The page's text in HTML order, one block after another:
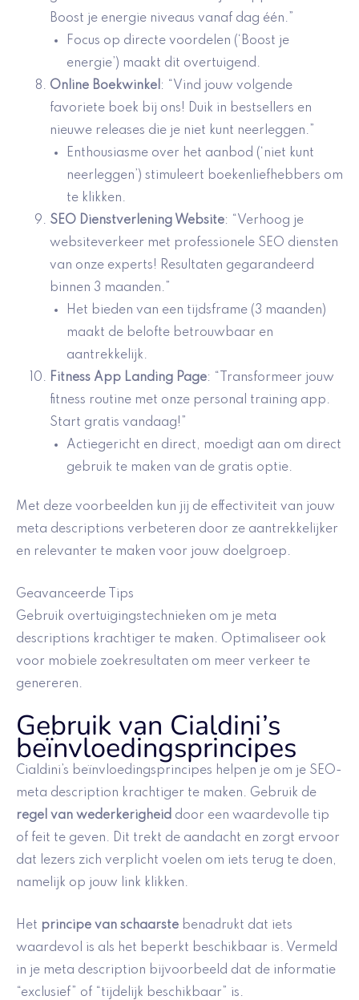
Boost je energie niveaus vanaf dag één.”
Focus op directe voordelen (‘Boost je
energie’) maakt dit overtuigend.
Online Boekwinkel: “Vind jouw volgende
favoriete boek bij ons! Duik in bestsellers en
nieuwe releases die je niet kunt neerleggen.”
Enthousiasme over het aanbod (‘niet kunt
neerleggen’) stimuleert boekenliefhebbers om
te klikken.
SEO Dienstverlening Website: “Verhoog je
websiteverkeer met professionele SEO diensten
van onze experts! Resultaten gegarandeerd
binnen 3 maanden.”
Het bieden van een tijdsframe (3 maanden)
maakt de belofte betrouwbaar en
aantrekkelijk.
Fitness App Landing Page: “Transformeer jouw
fitness routine met onze personal training app.
Start gratis vandaag!”
Actiegericht en direct, moedigt aan om direct
gebruik te maken van de gratis optie.
Met deze voorbeelden kun jij de effectiviteit van jouw
meta descriptions verbeteren door ze aantrekkelijker
en relevanter te maken voor jouw doelgroep.
Geavanceerde Tips
Gebruik overtuigingstechnieken om je meta
descriptions krachtiger te maken. Optimaliseer ook
voor mobiele zoekresultaten om meer verkeer te
genereren.
Gebruik van Cialdini’s
beïnvloedingsprincipes
Cialdini’s beïnvloedingsprincipes helpen je om je SEO-
meta description krachtiger te maken. Gebruik de
regel van wederkerigheid door een waardevolle tip
of feit te geven. Dit trekt de aandacht en zorgt ervoor
dat lezers zich verplicht voelen om iets terug te doen,
namelijk op jouw link klikken.
Het principe van schaarste benadrukt dat iets
waardevol is als het beperkt beschikbaar is. Vermeld
in je meta description bijvoorbeeld dat de informatie
“exclusief” of “tijdelijk beschikbaar” is.